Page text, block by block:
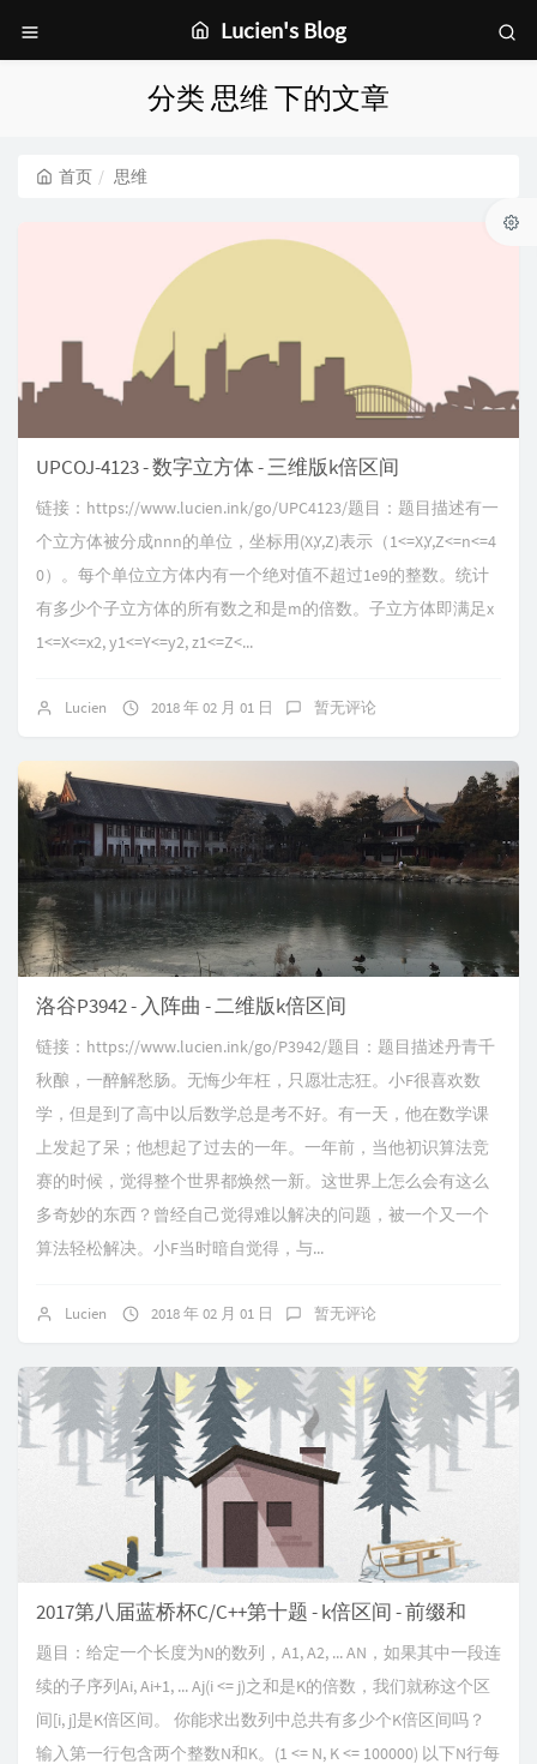
Lucien's Blog
分类 思维 下的文章
首页 思维
UPCOJ-4123 - 数字立方体 - 三维版k倍区间
链接：https://www.lucien.ink/go/UPC4123/题目：题目描述有一
个立方体被分成nnn的单位，坐标用(X,Y,Z)表示（1<=X,Y,Z<=n<=4
0）。每个单位立方体内有一个绝对值不超过1e9的整数。统计
有多少个子立方体的所有数之和是m的倍数。子立方体即满足x
1<=X<=x2, y1<=Y<=y2, z1<=Z<...
Lucien 2018 年 02 月 01 日 暂无评论
洛谷P3942 - 入阵曲 - 二维版k倍区间
链接：https://www.lucien.ink/go/P3942/题目：题目描述丹青千
秋酿，一醉解愁肠。无悔少年枉，只愿壮志狂。小F很喜欢数
学，但是到了高中以后数学总是考不好。有一天，他在数学课
上发起了呆；他想起了过去的一年。一年前，当他初识算法竞
赛的时候，觉得整个世界都焕然一新。这世界上怎么会有这么
多奇妙的东西？曾经自己觉得难以解决的问题，被一个又一个
算法轻松解决。小F当时暗自觉得，与...
Lucien 2018 年 02 月 01 日 暂无评论
2017第八届蓝桥杯C/C++第十题 - k倍区间 - 前缀和
题目：给定一个长度为N的数列，A1, A2, ... AN，如果其中一段连
续的子序列Ai, Ai+1, ... Aj(i <= j)之和是K的倍数，我们就称这个区
间[i, j]是K倍区间。 你能求出数列中总共有多少个K倍区间吗？
输入第一行包含两个整数N和K。(1 <= N, K <= 100000) 以下N行每